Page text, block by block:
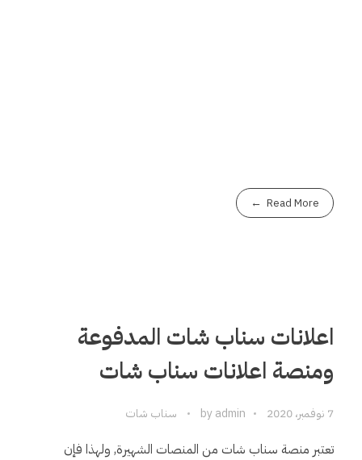
Read More
اعلانات سناب شات المدفوعة
ومنصة اعلانات سناب شات
7 نوفمبر، 2020 byadmin سناب شات
تعتبر منصة سناب شات من المنصات الشهيرة, ولهذا فإن